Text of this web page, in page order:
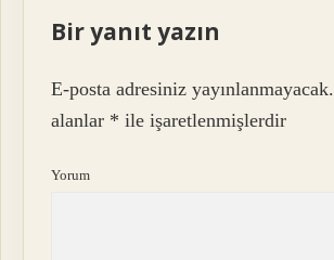
Bir yanıt yazın
E-posta adresiniz yayınlanmayacak.
alanlar * ile işaretlenmişlerdir
Yorum